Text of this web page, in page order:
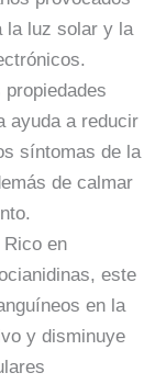
la luz solar y la
ayuda a reducir
síntomas de la
de calmar
Rico en
este
en la
y disminuye